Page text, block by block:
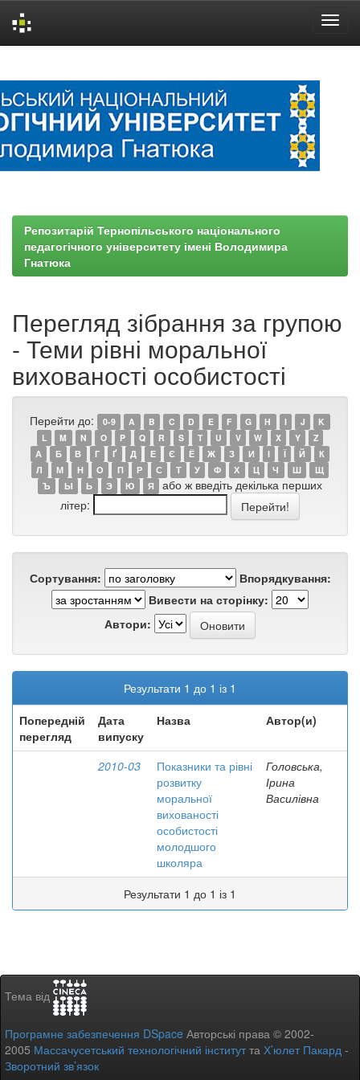
Репозитарій Тернопільського національного
педагогічного університету імені Володимира
Гнатюка
Перегляд зібрання за групою
- Теми рівні моральної
вихованості особистості
Перейти до: 0-9 A B C D E F G H I J
K
L
M N O P Q R S T U V W X Y
Z
А
Б В Г Ґ Д Е Є Ё Ж З И І Ї Й
К
Л
М Н О П Р С Т У Ф Х Ц Ч Ш
Щ
Ъ
Ы Ь Э Ю Я
або ж введіть декілька перших
літер:
Сортування:
Впорядкування:
Вивести на сторінку:
Автори:
Результати 1 до 1 із 1
Попередній
перегляд
Дата
випуску
Назва Автор(и)
2010-03
Показники та рівні
розвитку
моральної
вихованості
особистості
молодшого
школяра
Головська,
Ірина
Василівна
Результати 1 до 1 із 1
Тема від
Програмне забезпечення DSpace Авторські права © 2002-
2005 Массачусетський технологічний інститутта Х’юлет Пакард -
Зворотний зв’язок